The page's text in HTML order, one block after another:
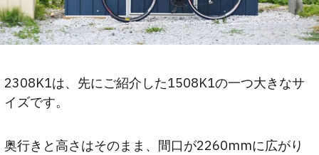
2308K1は、先にご紹介した1508K1の一つ大きなサ
イズです。
奥行きと高さはそのまま、間口が2260mmに広がり